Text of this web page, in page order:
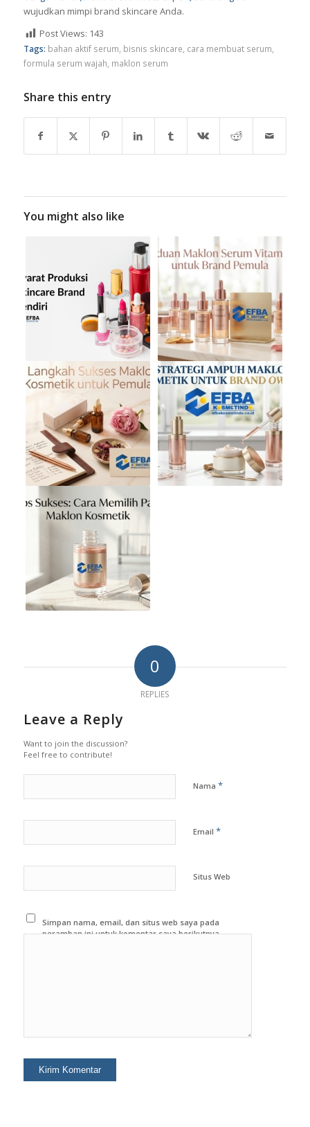
wujudkan mimpi brand skincare Anda.
Post Views: 143
Tags: bahan aktif serum bisnis skincare cara membuat serum
formula serum wajah maklon serum
Share this entry
You might also like
0
REPLIES
Leave a Reply
Want to join the discussion?
Feel free to contribute!
Nama *
Email *
Situs Web
Simpan nama, email, dan situs web saya pada
peramban ini untuk komentar saya berikutnya.